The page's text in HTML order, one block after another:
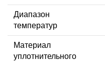
Диапазон
температур
Материал
уплотнительного